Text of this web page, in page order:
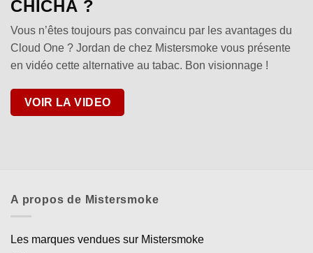
CHICHA ?
Vous n’êtes toujours pas convaincu par les avantages du
Cloud One ? Jordan de chez Mistersmoke vous présente
en vidéo cette alternative au tabac. Bon visionnage !
VOIR LA VIDEO
A propos de Mistersmoke
Les marques vendues sur Mistersmoke